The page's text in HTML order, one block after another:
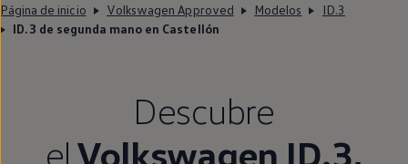
Página de inicio Volkswagen Approved Modelos
ID.3
ID.3 de segunda mano en Castellón
Descubre
elVolkswagen ID.3,